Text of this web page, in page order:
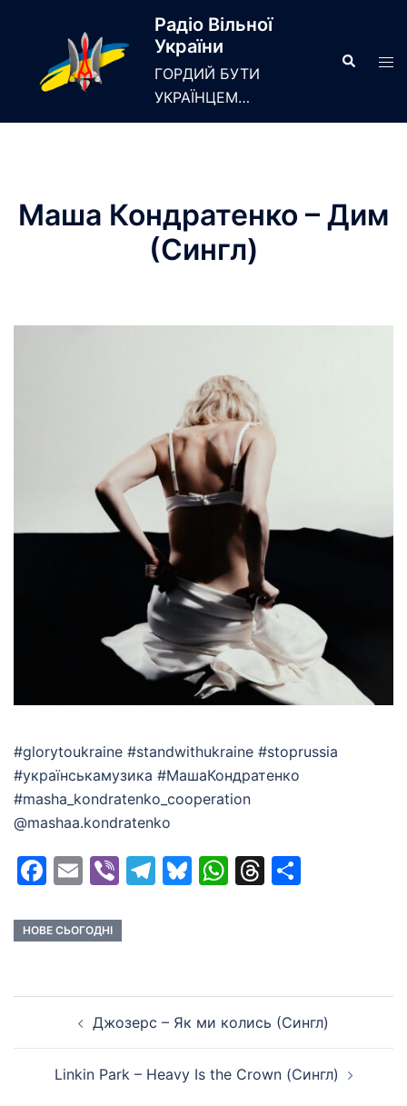
Радіо Вільної
України
ГОРДИЙ БУТИ
УКРАЇНЦЕМ…
Search
Маша Кондратенко – Дим
(Сингл)
#glorytoukraine #standwithukraine #stoprussia
#українськамузика #МашаКондратенко
#masha_kondratenko_cooperation
@mashaa.kondratenko
Facebook
EmailViberTelegram
Bluesky
WhatsApp
Threads
НОВЕ СЬОГОДНІ
navigationДжозерс – Як ми колись (Сингл)
Linkin Park – Heavy Is the Crown (Сингл)